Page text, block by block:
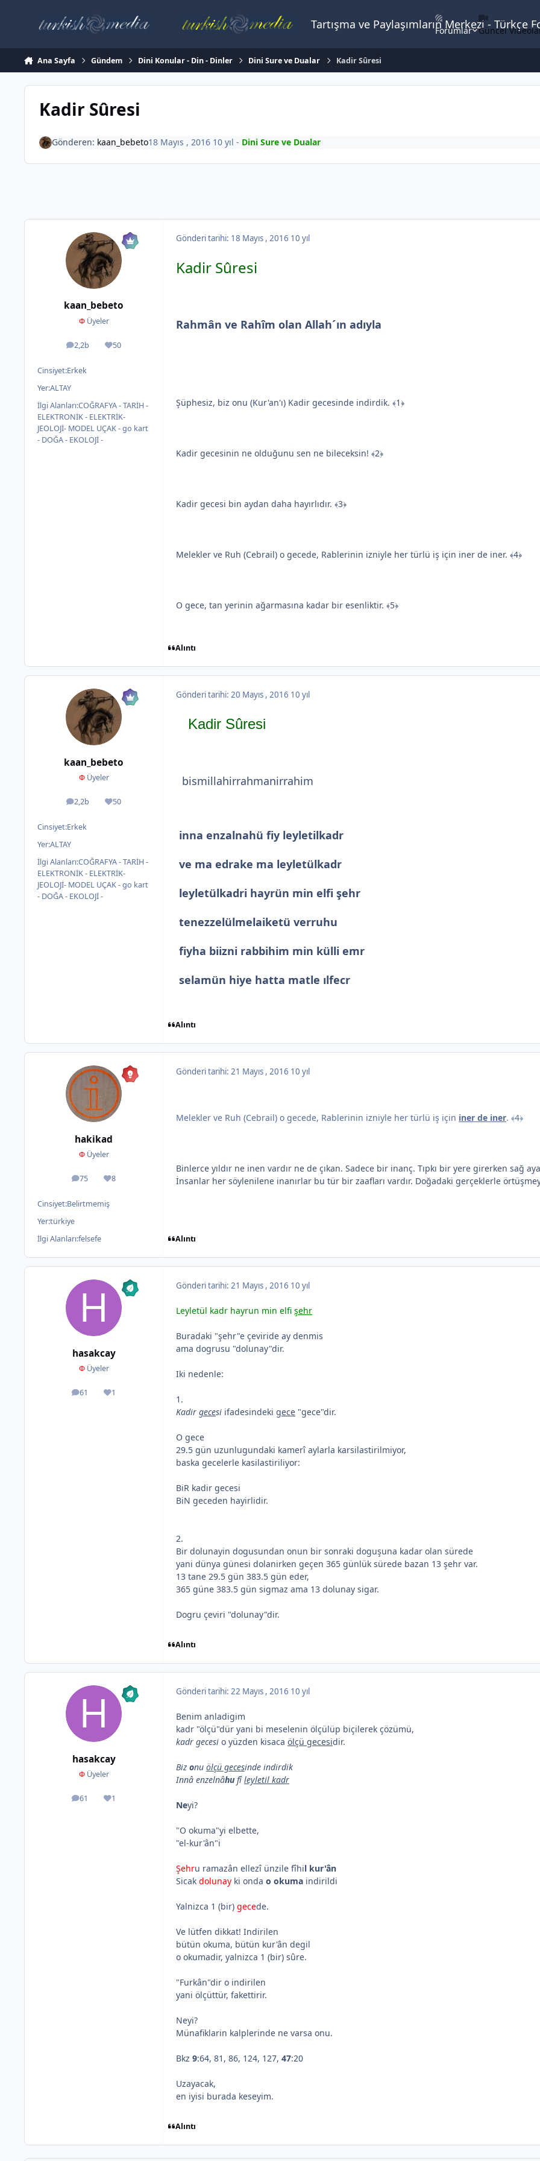
Tartışma ve Paylaşımların Merkezi -
Forumlar Güncel
Ana Sayfa Gündem Dini Konular - Din - Dinler Dini Sure ve Dualar Kadir Sûresi
Kadir Sûresi
Gönderen: kaan_bebeto18 Mayıs , 2016 10 yıl - Dini Sure ve Dualar
kaan_bebeto
ΦÜyeler
2,2b
ileti 50
İtibar
Cinsiyet:Erkek
Yer:ALTAY
İlgi Alanları:COĞRAFYA - TARİH -
ELEKTRONİK - ELEKTRİK-
JEOLOJİ- MODEL UÇAK - go kart
- DOĞA - EKOLOJİ -
Gönderi tarihi: 18 Mayıs , 2016 10 yıl
Kadir Sûresi
Rahmân ve Rahîm olan Allah´ın adıyla
Şüphesiz, biz onu (Kur'an'ı) Kadir gecesinde indirdik. ﴾1﴿
Kadir gecesinin ne olduğunu sen ne bileceksin! ﴾2﴿
Kadir gecesi bin aydan daha hayırlıdır. ﴾3﴿
Melekler ve Ruh (Cebrail) o gecede, Rablerinin izniyle her türlü iş için iner de iner. ﴾4﴿
O gece, tan yerinin ağarmasına kadar bir esenliktir. ﴾5﴿
Alıntı
kaan_bebeto
ΦÜyeler
2,2b
ileti 50
İtibar
Cinsiyet:Erkek
Yer:ALTAY
İlgi Alanları:COĞRAFYA - TARİH -
ELEKTRONİK - ELEKTRİK-
JEOLOJİ- MODEL UÇAK - go kart
- DOĞA - EKOLOJİ -
Gönderi tarihi: 20 Mayıs , 2016 10 yıl
Kadir Sûresi
bismillahirrahmanirrahim
inna enzalnahü fiy leyletilkadr
ve ma edrake ma leyletülkadr
leyletülkadri hayrün min elfi şehr
tenezzelülmelaiketü verruhu
fiyha biizni rabbihim min külli emr
selamün hiye hatta matle ılfecr
Alıntı
hakikad
ΦÜyeler
75
ileti 8
İtibar
Cinsiyet:Belirtmemiş
Yer:türkiye
İlgi Alanları:felsefe
Gönderi tarihi: 21 Mayıs , 2016 10 yıl
Melekler ve Ruh (Cebrail) o gecede, Rablerinin izniyle her türlü iş için iner de iner. ﴾4﴿
Binlerce yıldır ne inen vardır ne de çıkan. Sadece bir inanç. Tıpkı bir yere girerken sağ
İnsanlar her söylenilene inanırlar bu tür bir zaafları vardır. Doğadaki gerçeklerle
Alıntı
hasakcay
ΦÜyeler
61
ileti 1
İtibar
Gönderi tarihi: 21 Mayıs , 2016 10 yıl
Leyletül kadr hayrun min elfi şehr
Buradaki "şehr"e çeviride ay denmis
ama dogrusu "dolunay"dir.
Iki nedenle:
1.
Kadir gecesi ifadesindeki gece "gece"dir.
O gece
29.5 gün uzunlugundaki kamerî aylarla karsilastirilmiyor,
baska gecelerle kasilastiriliyor:
BiR kadir gecesi
BiN geceden hayirlidir.
2.
Bir dolunayin dogusundan onun bir sonraki doguşuna kadar olan sürede
yani dünya günesi dolanirken geçen 365 günlük sürede bazan 13 şehr var.
13 tane 29.5 gün 383.5 gün eder,
365 güne 383.5 gün sigmaz ama 13 dolunay sigar.
Dogru çeviri "dolunay"dir.
Alıntı
hasakcay
ΦÜyeler
61
ileti 1
İtibar
Gönderi tarihi: 22 Mayıs , 2016 10 yıl
Benim anladigim
kadr "ölçü"dür yani bi meselenin ölçülüp biçilerek çözümü,
kadr gecesi o yüzden kisaca ölçü gecesidir.
Biz onu ölçü gecesinde indirdik
Innâ enzelnâhu fîleyletil kadr
Neyi?
"O okuma"yi elbette,
"el-kur'ân"i
Şehru ramazân ellezî ünzile fîhil kur'ân
Sicak dolunay ki onda o okuma indirildi
Yalnizca 1 (bir) gecede.
Ve lütfen dikkat! Indirilen
bütün okuma, bütün kur'ân degil
o okumadir, yalnizca 1 (bir) sûre.
"Furkân"dir o indirilen
yani ölçüttür, fakettirir.
Neyi?
Münafiklarin kalplerinde ne varsa onu.
Bkz 9:64, 81, 86, 124, 127, 47:20
Uzayacak,
en iyisi burada keseyim.
Alıntı